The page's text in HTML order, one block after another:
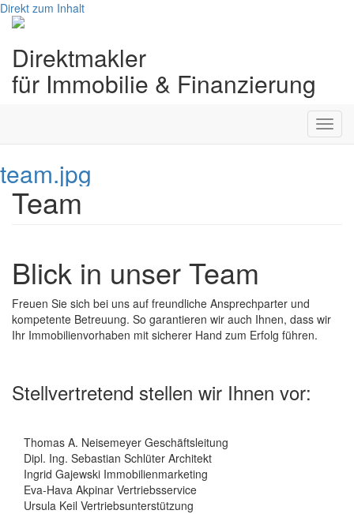
Direkt zum Inhalt
Direktmakler
für Immobilie & Finanzierung
team.jpg
... bequem vermieten
... zum besten Preis verkaufen
... sicher & günstig finanzieren
Team
Blick in unser Team
Freuen Sie sich bei uns auf freundliche Ansprechparter und
kompetente Betreuung. So garantieren wir auch Ihnen, dass wir
Ihr Immobilienvorhaben mit sicherer Hand zum Erfolg führen.
Stellvertretend stellen wir Ihnen vor:
Thomas A. Neisemeyer Geschäftsleitung
Dipl. Ing. Sebastian Schlüter Architekt
Ingrid Gajewski Immobilienmarketing
Eva-Hava Akpinar Vertriebsservice
Ursula Keil Vertriebsunterstützung